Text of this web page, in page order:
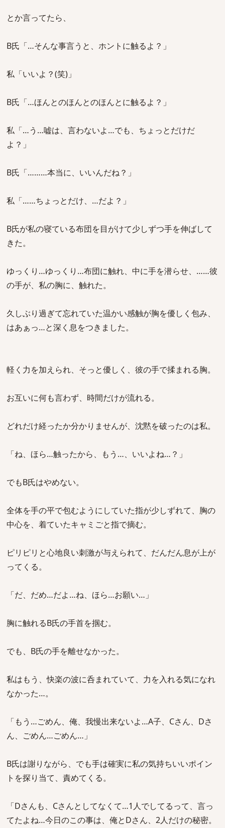
とか言ってたら、
B氏「…そんな事言うと、ホントに触るよ？」
私「いいよ？(笑)」
B氏「…ほんとのほんとのほんとに触るよ？」
私「…う…嘘は、言わないよ…でも、ちょっとだけだ
よ？」
B氏「………本当に、いいんだね？」
私「……ちょっとだけ、…だよ？」
B氏が私の寝ている布団を目がけて少しずつ手を伸ばして
きた。
ゆっくり…ゆっくり…布団に触れ、中に手を潜らせ、……彼
の手が、私の胸に、触れた。
久しぶり過ぎて忘れていた温かい感触が胸を優しく包み、
はあぁっ…と深く息をつきました。
軽く力を加えられ、そっと優しく、彼の手で揉まれる胸。
お互いに何も言わず、時間だけが流れる。
どれだけ経ったか分かりませんが、沈黙を破ったのは私。
「ね、ほら…触ったから、もう…、いいよね…？」
でもB氏はやめない。
全体を手の平で包むようにしていた指が少しずれて、胸の
中心を、着ていたキャミごと指で摘む。
ピリピリと心地良い刺激が与えられて、だんだん息が上が
ってくる。
「だ、だめ…だよ…ね、ほら…お願い…」
胸に触れるB氏の手首を掴む。
でも、B氏の手を離せなかった。
私はもう、快楽の波に呑まれていて、力を入れる気になれ
なかった…。
「もう…ごめん、俺、我慢出来ないよ…A子、Cさん、Dさ
ん、ごめん…ごめん…」
B氏は謝りながら、でも手は確実に私の気持ちいいポイン
トを探り当て、責めてくる。
「Dさんも、Cさんとしてなくて…1人でしてるって、言っ
てたよね…今日のこの事は、俺とDさん、2人だけの秘密。